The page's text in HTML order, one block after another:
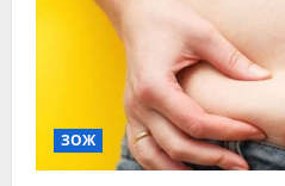
вареному,
смаженому
сирому
яйці
ЗОЖ